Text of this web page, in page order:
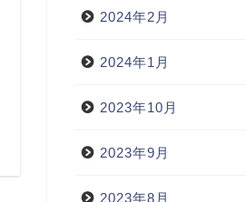
2024年2月
2024年1月
2023年10月
2023年9月
2023年8月